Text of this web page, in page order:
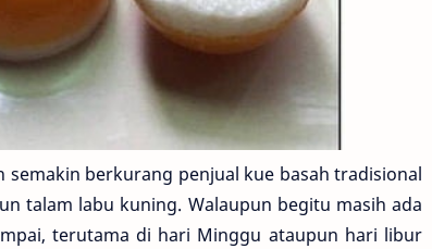
semakin berkurang penjual kue basah tradisional
talam labu kuning. Walaupun begitu masih ada
terutama di hari Minggu ataupun hari libur